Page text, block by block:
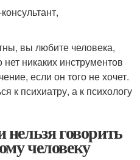
вы любите человека,
никаких инструментов
если он того не хочет.
к психиатру, а к психологу
нельзя говорить
человеку